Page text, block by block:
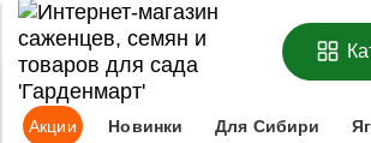
ОФОРМИТЬ
Адрес доставки:Москва Доставка и
Акции Новинки Для Сибири